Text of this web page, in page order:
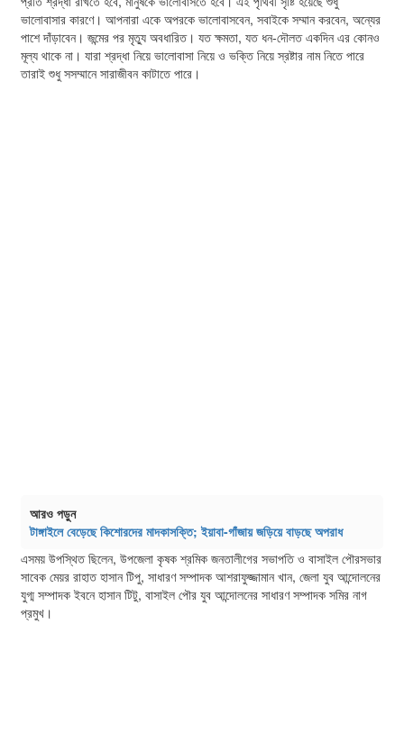
ভালোবাসার কারণে। আপনারা একে অপরকে ভালোবাসবেন, সবাইকে সম্মান করবেন, অন্যের
পাশে দাঁড়াবেন। জন্মের পর মৃত্যু অবধারিত। যত ক্ষমতা, যত ধন-দৌলত একদিন এর কোনও
মূল্য থাকে না। যারা শ্রদ্ধা নিয়ে ভালোবাসা নিয়ে ও ভক্তি নিয়ে স্রষ্টার নাম নিতে পারে
তারাই শুধু সসম্মানে সারাজীবন কাটাতে পারে।
আরও পড়ুন
টাঙ্গাইলে বেড়েছে কিশোরদের মাদকাসক্তি; ইয়াবা-গাঁজায় জড়িয়ে বাড়ছে অপরাধ
এসময় উপস্থিত ছিলেন, উপজেলা কৃষক শ্রমিক জনতালীগের সভাপতি ও বাসাইল পৌরসভার
সাবেক মেয়র রাহাত হাসান টিপু, সাধারণ সম্পাদক আশরাফুজ্জামান খান, জেলা যুব আন্দোলনের
যুগ্ম সম্পাদক ইবনে হাসান টিটু, বাসাইল পৌর যুব আন্দোলনের সাধারণ সম্পাদক সমির নাগ
প্রমুখ।